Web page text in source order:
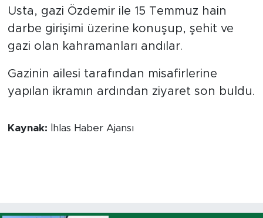
Usta, gazi Özdemir ile 15 Temmuz hain
darbe girişimi üzerine konuşup, şehit ve
gazi olan kahramanları andılar.
Gazinin ailesi tarafından misafirlerine
yapılan ikramın ardından ziyaret son buldu.
Kaynak: İhlas Haber Ajansı